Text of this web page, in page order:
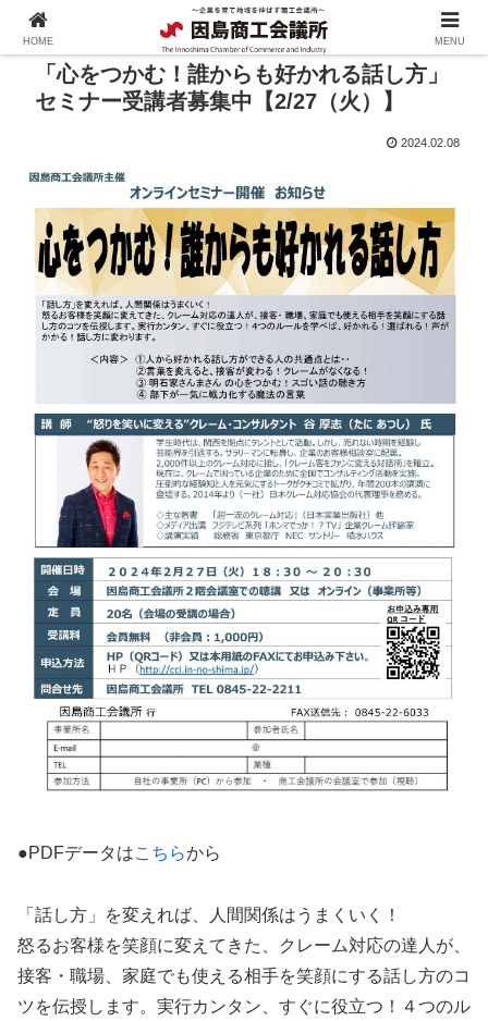
「心をつかむ！誰からも好かれる話し方」
セミナー受講者募集中【2/27（火）】
2024.02.08
●PDFデータはこちらから
「話し方」を変えれば、人間関係はうまくいく！
怒るお客様を笑顔に変えてきた、クレーム対応の達人が、
接客・職場、家庭でも使える相手を笑顔にする話し方のコ
ツを伝授します。実行カンタン、すぐに役立つ！４つのル
HOME MENU